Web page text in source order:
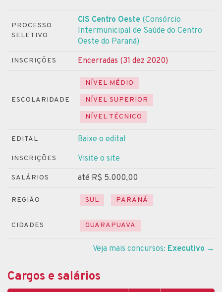
PROCESSO
SELETIVO
CIS Centro Oeste (Consórcio
Intermunicipal de Saúde do Centro
Oeste do Paraná)
INSCRIÇÕES Encerradas (31 dez 2020)
ESCOLARIDADE
NÍVEL MÉDIO
NÍVEL SUPERIOR
NÍVEL TÉCNICO
EDITAL Baixe o edital
INSCRIÇÕES Visite o site
SALÁRIOS até R$ 5.000,00
REGIÃO SUL PARANÁ
CIDADES GUARAPUAVA
Veja mais concursos: Executivo →
Cargos e salários